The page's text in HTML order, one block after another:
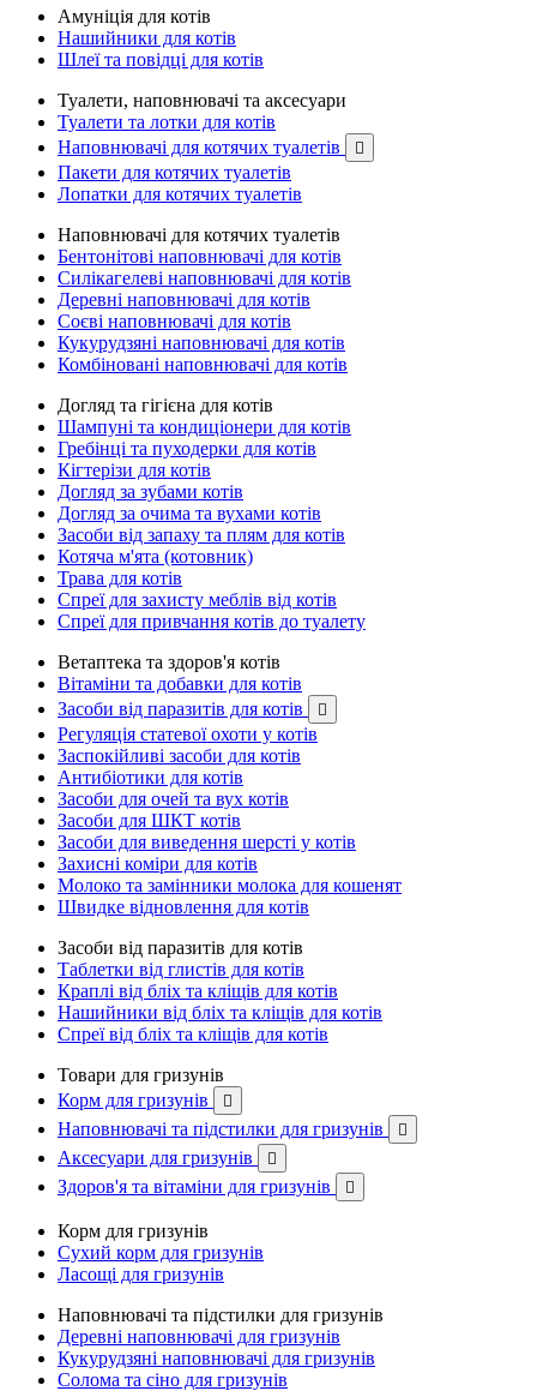
Амуніція для котів
Нашийники для котів
Шлеї та повідці для котів
Туалети, наповнювачі та аксесуари
Туалети та лотки для котів
Наповнювачі для котячих туалетів

Пакети для котячих туалетів
Лопатки для котячих туалетів
Наповнювачі для котячих туалетів
Бентонітові наповнювачі для котів
Силікагелеві наповнювачі для котів
Деревні наповнювачі для котів
Соєві наповнювачі для котів
Кукурудзяні наповнювачі для котів
Комбіновані наповнювачі для котів
Догляд та гігієна для котів
Шампуні та кондиціонери для котів
Гребінці та пуходерки для котів
Кігтерізи для котів
Догляд за зубами котів
Догляд за очима та вухами котів
Засоби від запаху та плям для котів
Котяча м'ята (котовник)
Трава для котів
Спреї для захисту меблів від котів
Спреї для привчання котів до туалету
Ветаптека та здоров'я котів
Вітаміни та добавки для котів
Засоби від паразитів для котів

Регуляція статевої охоти у котів
Заспокійливі засоби для котів
Антибіотики для котів
Засоби для очей та вух котів
Засоби для ШКТ котів
Засоби для виведення шерсті у котів
Захисні коміри для котів
Молоко та замінники молока для кошенят
Швидке відновлення для котів
Засоби від паразитів для котів
Таблетки від глистів для котів
Краплі від бліх та кліщів для котів
Нашийники від бліх та кліщів для котів
Спреї від бліх та кліщів для котів
Товари для гризунів
Корм для гризунів

Наповнювачі та підстилки для гризунів 
Аксесуари для гризунів 
Здоров'я та вітаміни для гризунів 
Корм для гризунів
Сухий корм для гризунів
Ласощі для гризунів
Наповнювачі та підстилки для гризунів
Деревні наповнювачі для гризунів
Кукурудзяні наповнювачі для гризунів
Солома та сіно для гризунів